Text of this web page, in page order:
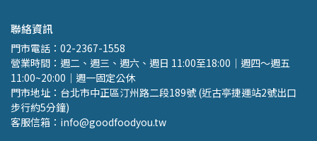
聯絡資訊
門市電話：02-2367-1558
營業時間：週二、週三、週六、週日 11:00至18:00｜週四～週五
11:00~20:00｜週一固定公休
門市地址：台北市中正區汀州路二段189號 (近古亭捷運站2號出口
步行約5分鐘)
客服信箱：info@goodfoodyou.tw